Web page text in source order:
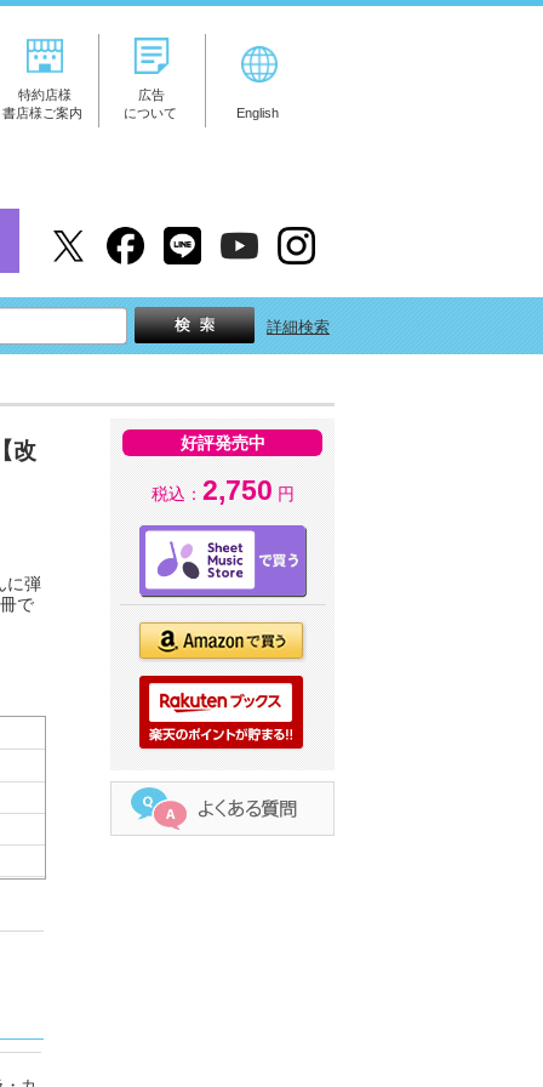
特約店様
書店様ご案内
広告
について
English
詳細検索
改
に弾
で
好評発売中
税込： 2,750 円